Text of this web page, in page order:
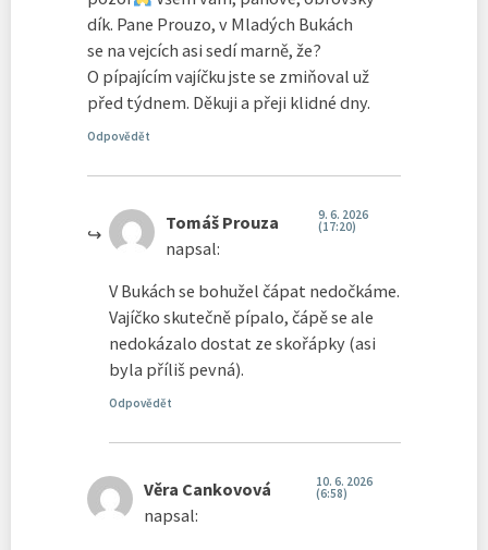
dík. Pane Prouzo, v Mladých Bukách
se na vejcích asi sedí marně, že?
O pípajícím vajíčku jste se zmiňoval už
před týdnem. Děkuji a přeji klidné dny.
Odpovědět
Tomáš Prouza
napsal:
9. 6. 2026
(17:20)
V Bukách se bohužel čápat nedočkáme.
Vajíčko skutečně pípalo, čápě se ale
nedokázalo dostat ze skořápky (asi
byla příliš pevná).
Odpovědět
Věra Cankovová
napsal:
10. 6. 2026
(6:58)